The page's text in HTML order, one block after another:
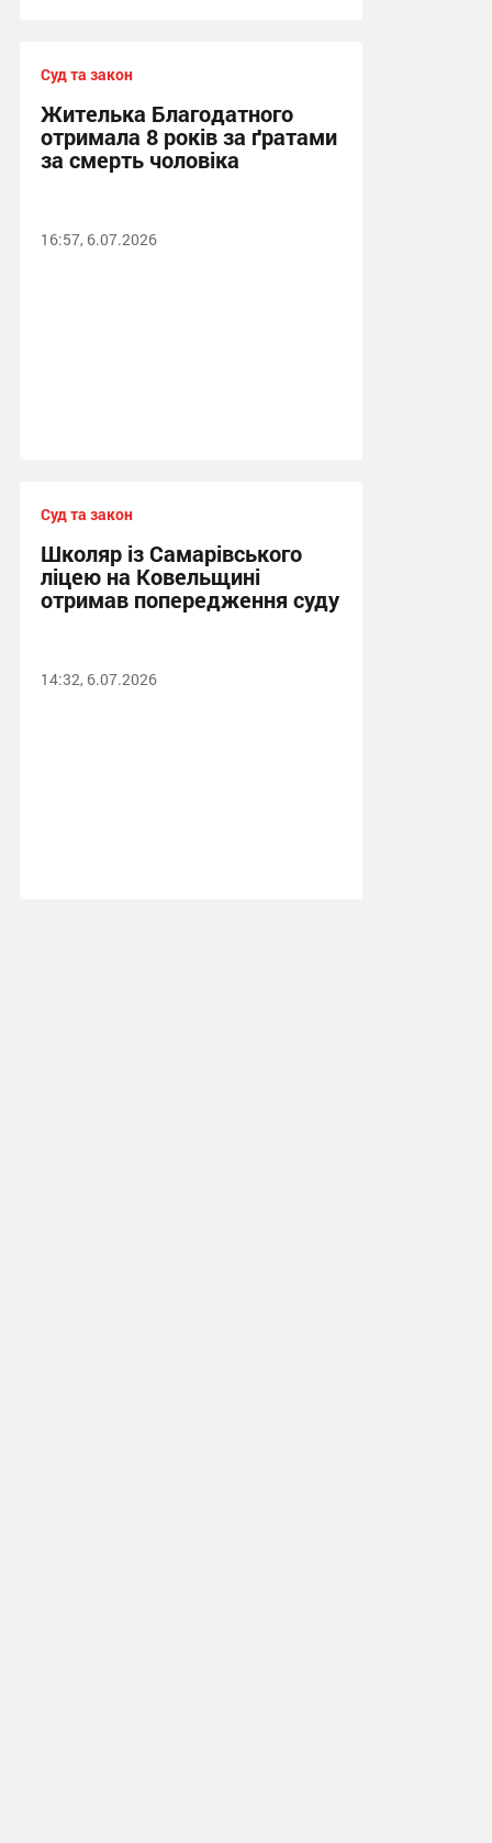
Суд та закон
Жителька Благодатного
отримала 8 років за ґратами
за смерть чоловіка
16:57, 6.07.2026
Суд та закон
Школяр із Самарівського
ліцею на Ковельщині
отримав попередження суду
14:32, 6.07.2026